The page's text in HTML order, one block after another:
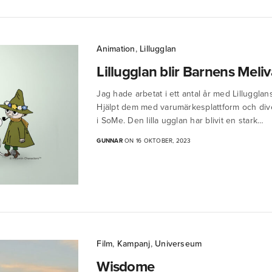
Animation, Lillugglan
Lillugglan blir Barnens
Jag hade arbetat i ett antal år med
Hjälpt dem med varumärkesplattform och
i SoMe. Den lilla ugglan har blivit en stark…
GUNNARON 16 OKTOBER, 2023
Film, Kampanj, Universeum
Wisdome